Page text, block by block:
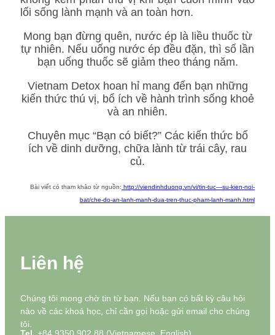
lối sống lành mạnh và an toàn hơn.
Mong bạn đừng quên, nước ép là liều thuốc từ
tự nhiên. Nếu uống nước ép đều đặn, thì số lần
bạn uống thuốc sẽ giảm theo tháng năm.
Vietnam Detox hoan hỉ mang đến bạn những
kiến thức thú vị, bổ ích về hành trình sống khoẻ
và an nhiên.
Chuyên mục “Bạn có biết?” Các kiến thức bổ
ích về dinh dưỡng, chữa lành từ trái cây, rau
củ.
Bài viết có tham khảo từ nguồn: http://viendinhduong.vn/vi/tin-tuc—su-kien-noi-
bat/che-do-an-lanh-manh-dua-tren-thuc-pham-lanh-manh.html
Liên hệ
Chúng tôi mong chờ tin từ bạn. Nếu bạn có bất kỳ câu hỏi
nào về các khoá học, chỉ cần gọi hoặc gửi email cho chúng
tôi.